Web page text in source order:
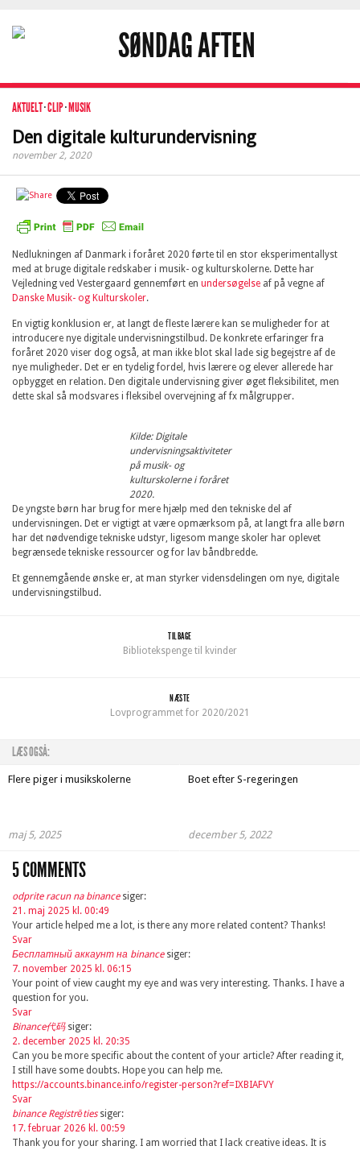
AKTUELT·CLIP·MUSIK
Den digitale kulturundervisning
november 2, 2020
Nedlukningen af Danmark i foråret 2020 førte til en stor eksperimentallyst
med at bruge digitale redskaber i musik- og kulturskolerne. Dette har
Vejledning ved Vestergaard gennemført en undersøgelse af på vegne af
Danske Musik- og Kulturskoler.
En vigtig konklusion er, at langt de fleste lærere kan se muligheder for at
introducere nye digitale undervisningstilbud. De konkrete erfaringer fra
foråret 2020 viser dog også, at man ikke blot skal lade sig begejstre af de
nye muligheder. Det er en tydelig fordel, hvis lærere og elever allerede har
opbygget en relation. Den digitale undervisning giver øget fleksibilitet, men
dette skal så modsvares i fleksibel overvejning af fx målgrupper.
Kilde: Digitale
undervisningsaktiviteter
på musik- og
kulturskolerne i foråret
2020.
De yngste børn har brug for mere hjælp med den tekniske del af
undervisningen. Det er vigtigt at være opmærksom på, at langt fra alle børn
har det nødvendige tekniske udstyr, ligesom mange skoler har oplevet
begrænsede tekniske ressourcer og for lav båndbredde.
Et gennemgående ønske er, at man styrker vidensdelingen om nye, digitale
undervisningstilbud.
TILBAGE
Bibliotekspenge til kvinder
NÆSTE
Lovprogrammet for 2020/2021
LÆS OGSÅ:
Flere piger i musikskolerne
maj 5, 2025
Boet efter S-regeringen
december 5, 2022
5 COMMENTS
odprite racun na binance siger:
21. maj 2025 kl. 00:49
Your article helped me a lot, is there any more related content? Thanks!
Svar
Бесплатный аккаунт на binance siger:
7. november 2025 kl. 06:15
Your point of view caught my eye and was very interesting. Thanks. I have a
question for you.
Svar
Binance代码 siger:
2. december 2025 kl. 20:35
Can you be more specific about the content of your article? After reading it,
I still have some doubts. Hope you can help me.
https://accounts.binance.info/register-person?ref=IXBIAFVY
Svar
binance Registrēties siger:
17. februar 2026 kl. 00:59
Thank you for your sharing. I am worried that I lack creative ideas. It is